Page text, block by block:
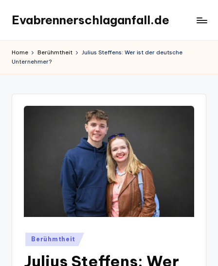
content
Evabrennerschlaganfall.de
Home Berühmtheit
Julius Steffens: Wer ist der deutsche
Unternehmer?
Posted
in
Berühmtheit
Julius Steffens: Wer